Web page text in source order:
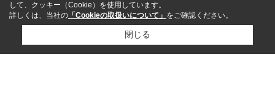
して、クッキー（Cookie）を使用しています。
詳しくは、当社の 「Cookieの取扱いについて」 をご確認ください。
閉じる